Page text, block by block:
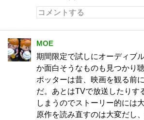
MOE
期間限定で試しにオーディブ
か面白そうなものも見つかり
ポッターは昔、映画を観る前
だ。あとはTVで放送したりす
しまうのでストーリー的には
原作を読み直すのは大変だし